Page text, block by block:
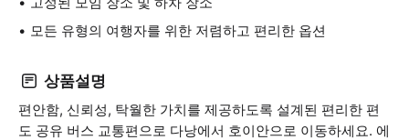
모든 유형의 여행자를 위한 저렴하고 편리한 옵션
상품설명
편안함, 신뢰성, 탁월한 가치를 제공하도록 설계된 편리한 편
도 공유 버스 교통편으로 다낭에서 호이안으로 이동하세요. 에